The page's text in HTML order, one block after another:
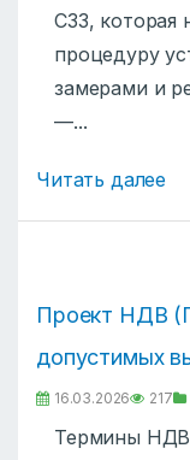
СЗЗ, которая
процедуру
замерами и
—...
Читать далее
Проект НДВ
допустимых
16.03.2026 217
Термины